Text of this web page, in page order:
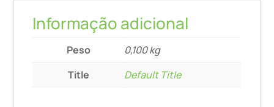
Informação adicional
Peso
0,100 kg
Title
Default Title